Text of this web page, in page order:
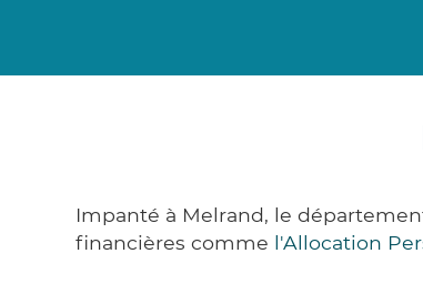
Impanté à Melrand, le
financières comme l'Allocation